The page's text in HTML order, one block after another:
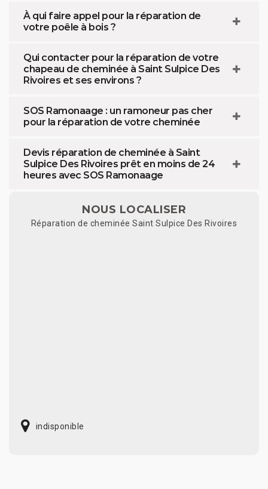
À qui faire appel pour la réparation de
votre poêle à bois ?
Qui contacter pour la réparation de votre
chapeau de cheminée à Saint Sulpice Des
Rivoires et ses environs ?
SOS Ramonaage : un ramoneur pas cher
pour la réparation de votre cheminée
Devis réparation de cheminée à Saint
Sulpice Des Rivoires prêt en moins de 24
heures avec SOS Ramonaage
NOUS LOCALISER
Réparation de cheminée Saint Sulpice Des Rivoires
indisponible